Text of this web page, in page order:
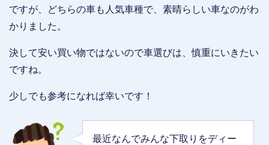
ですが、どちらの車も人気車種で、素晴らしい車なのがわ
かりました。
決して安い買い物ではないので車選びは、慎重にいきたい
ですね。
少しでも参考になれば幸いです！
最近なんでみんな下取りをディー